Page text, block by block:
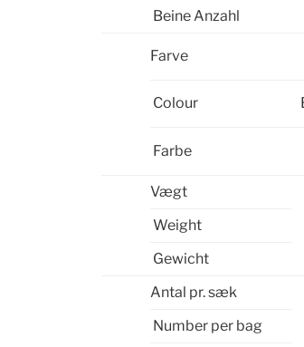
Beine Anzahl
Farve
Colour
Farbe
Vægt
Weight
Gewicht
Antal pr. sæk
Number per bag